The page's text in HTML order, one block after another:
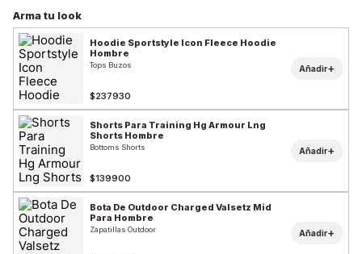
Arma tu look
Hoodie Sportstyle Icon Fleece Hoodie
Hombre
Tops Buzos
$237930
Añadir+
Shorts Para Training Hg Armour Lng
Shorts Hombre
Bottoms Shorts
$139900
Añadir+
Bota De Outdoor Charged Valsetz Mid
Para Hombre
Zapatillas Outdoor Añadir+